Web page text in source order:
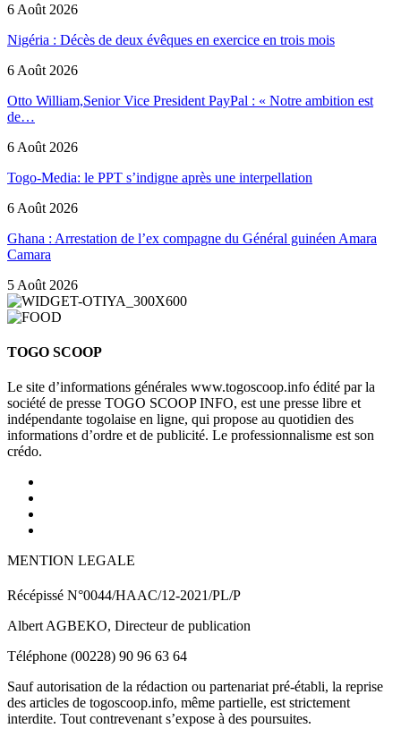
6 Août 2026
Nigéria : Décès de deux évêques en exercice en trois mois
6 Août 2026
Otto William,Senior Vice President PayPal : « Notre ambition est
de…
6 Août 2026
Togo-Media: le PPT s’indigne après une interpellation
6 Août 2026
Ghana : Arrestation de l’ex compagne du Général guinéen Amara
Camara
5 Août 2026
TOGO SCOOP
Le site d’informations générales www.togoscoop.info édité par la
société de presse TOGO SCOOP INFO, est une presse libre et
indépendante togolaise en ligne, qui propose au quotidien des
informations d’ordre et de publicité. Le professionnalisme est son
crédo.
MENTION LEGALE
Récépissé N°0044/HAAC/12-2021/PL/P
Albert AGBEKO, Directeur de publication
Téléphone (00228) 90 96 63 64
Sauf autorisation de la rédaction ou partenariat pré-établi, la reprise
des articles de togoscoop.info, même partielle, est strictement
interdite. Tout contrevenant s’expose à des poursuites.